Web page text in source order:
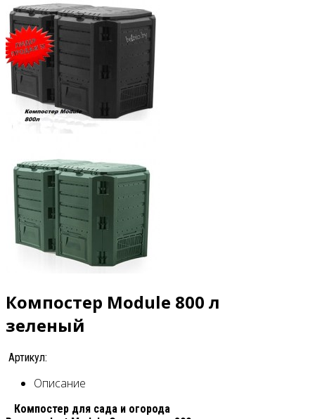
Компостер Module 800 л
зеленый
Артикул:
Описание
Компостер для сада и огорода